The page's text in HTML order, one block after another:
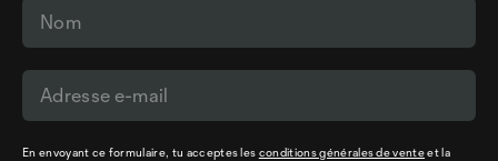
En envoyant ce formulaire, tu acceptes les conditions générales de venteet la